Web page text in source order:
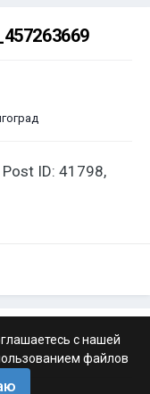
ID: 41798,
с нашей
файлов